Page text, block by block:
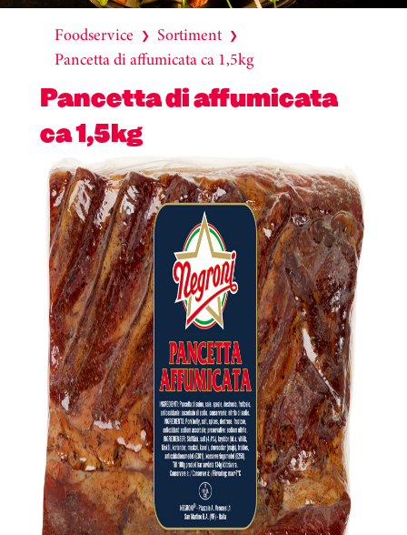
Foodservice ❯ Sortiment ❯
Pancetta di affumicata ca 1,5kg
Pancetta di affumicata
ca 1,5kg